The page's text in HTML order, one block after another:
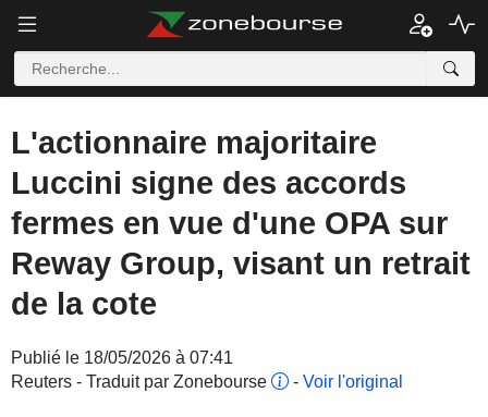
L'actionnaire majoritaire
Luccini signe des accords
fermes en vue d'une OPA sur
Reway Group, visant un retrait
de la cote
Publié le 18/05/2026 à 07:41
Reuters - Traduit par Zonebourse
- Voir l'original